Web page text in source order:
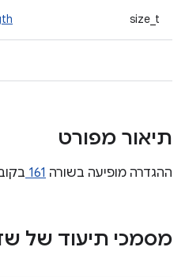
size_t
תיאור מפורט
ההגדרה מופיעה בשורה 161
מסמכי תיעוד של